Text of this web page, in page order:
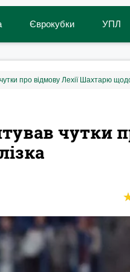
Єврокубки УПЛ
про відмову Лехії Шахтарю
чутки